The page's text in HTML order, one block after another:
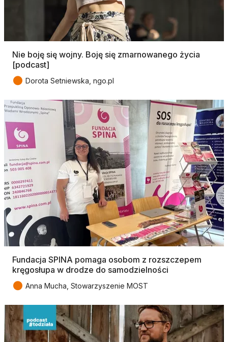
Nie boję się wojny. Boję się zmarnowanego życia
[podcast]
● Dorota Setniewska, ngo.pl
Fundacja SPINA pomaga osobom z rozszczepem
kręgosłupa w drodze do samodzielności
● Anna Mucha, Stowarzyszenie MOST